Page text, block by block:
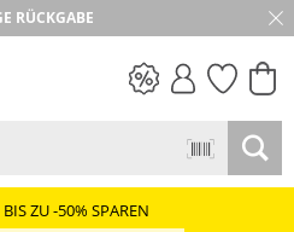
RÜCKGABE
BIS ZU -50% SPAREN